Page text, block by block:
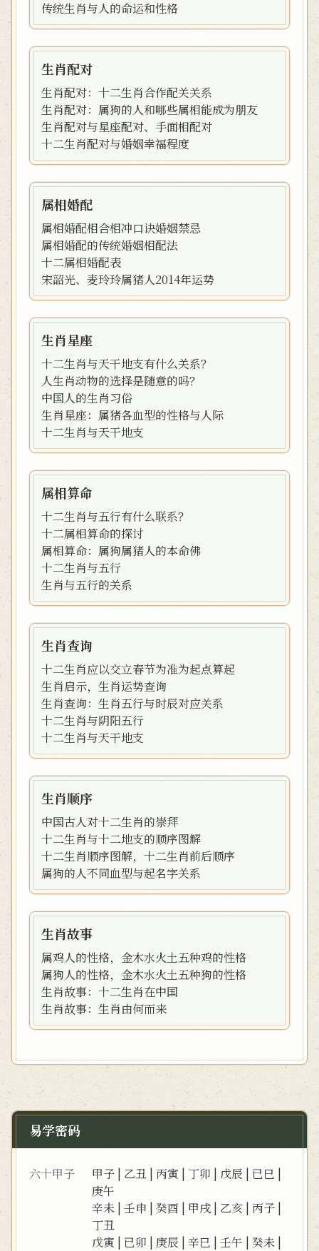
传统生肖与人的命运和性格
生肖配对
生肖配对：十二生肖合作配关关系
生肖配对：属狗的人和哪些属相能成为朋友
生肖配对与星座配对、手面相配对
十二生肖配对与婚姻幸福程度
属相婚配
属相婚配相合相冲口诀婚姻禁忌
属相婚配的传统婚姻相配法
十二属相婚配表
宋韶光、麦玲玲属猪人2014年运势
生肖星座
十二生肖与天干地支有什么关系？
人生肖动物的选择是随意的吗？
中国人的生肖习俗
生肖星座：属猪各血型的性格与人际
十二生肖与天干地支
属相算命
十二生肖与五行有什么联系？
十二属相算命的探讨
属相算命：属狗属猪人的本命佛
十二生肖与五行
生肖与五行的关系
生肖查询
十二生肖应以交立春节为准为起点算起
生肖启示，生肖运势查询
生肖查询：生肖五行与时辰对应关系
十二生肖与阴阳五行
十二生肖与天干地支
生肖顺序
中国古人对十二生肖的崇拜
十二生肖与十二地支的顺序图解
十二生肖顺序图解，十二生肖前后顺序
属狗的人不同血型与起名字关系
生肖故事
属鸡人的性格，金木水火土五种鸡的性格
属狗人的性格，金木水火土五种狗的性格
生肖故事：十二生肖在中国
生肖故事：生肖由何而来
易学密码
六十甲子 甲子 | 乙丑 |丙寅 | 丁卯 | 戊辰 | 已巳 |
庚午
辛未 |壬申 |癸酉 | 甲戌 | 乙亥 |丙子 |
丁丑
戊寅 | 已卯 | 庚辰 |辛巳 |壬午 |癸未 |